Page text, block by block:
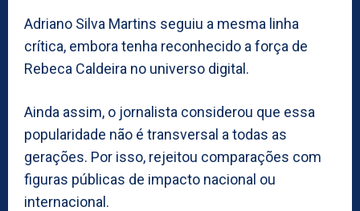
Adriano Silva Martins seguiu a mesma linha
crítica, embora tenha reconhecido a força de
Rebeca Caldeira no universo digital.
Ainda assim, o jornalista considerou que essa
popularidade não é transversal a todas as
gerações. Por isso, rejeitou comparações com
figuras públicas de impacto nacional ou
internacional.